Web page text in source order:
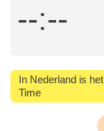
--:--
In Nederland is
Time